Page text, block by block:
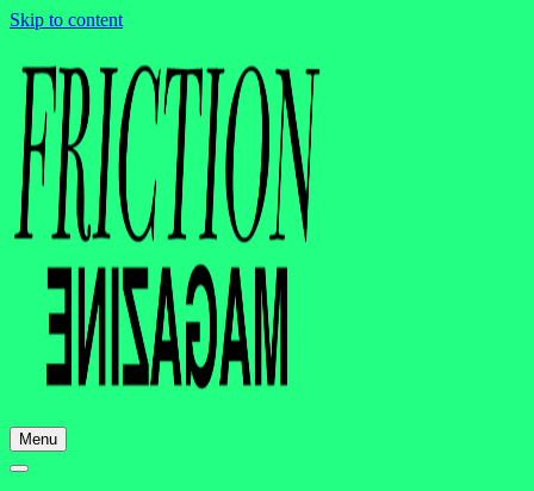
Skip to content
Menu